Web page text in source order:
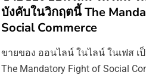
บังคับในวิกฤตนี้ The
Social Commerce
ขายของ ออนไลน์ ในไลน์ ในเฟส
The Mandatory Fight of Social